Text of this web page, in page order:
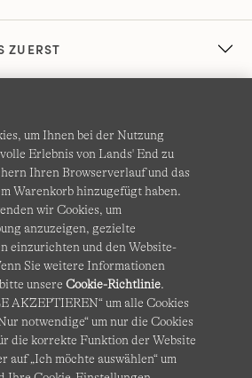
ZUERST
Datenschutz & Sicherheit
auswählen Barrierefreiheit
Internationale Websites
reCAPTCHA geschützt. Es gelten die
undNutzungsbedingungenvon
Google.
um Ihnen bei der Nutzung
Erlebnis von Lands' End zu
Ihren Browserverlauf und das
Warenkorb hinzugefügt haben.
wir Cookies, um
anzuzeigen, gezielte
einzurichten und den Website-
Sie weitere Informationen
unsereCookie-Richtlinie.
AKZEPTIEREN“ um alle Cookies
notwendige“ um nur die Cookies
die korrekte Funktion der Website
„Ich möchte auswählen“ um